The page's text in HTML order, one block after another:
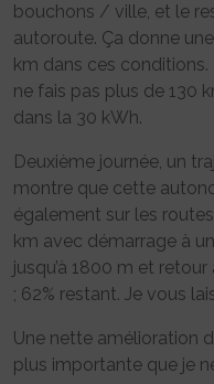
bouchons / ville, et le
autoroute. Ça donne
km dans ces
ne fais pas plus de 130
dans la 30 kWh.
Deuxième journée, un
montre que cette
également sur les
km avec démarrage à
jusqu’à 1800 m et
; 62% restant. Je vous
Une nette amélioration
plus importante que je